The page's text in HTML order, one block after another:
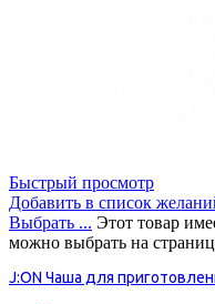
Быстрый просмотр
Добавить в список
Выбрать ... Этот товар
можно выбрать на
J:ON Чаша для